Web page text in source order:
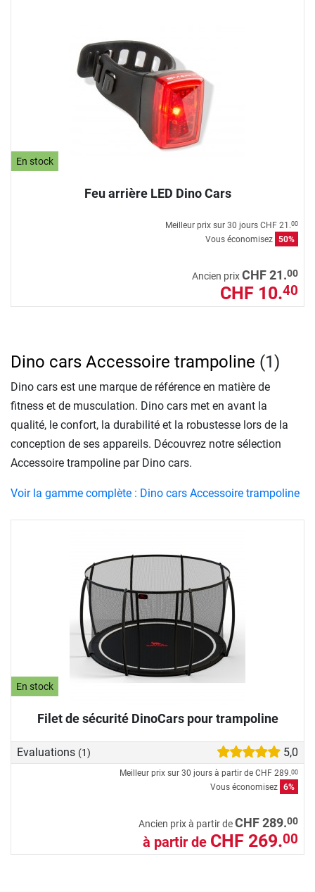
En stock
Feu arrière LED Dino Cars
Meilleur prix sur 30 jours CHF 21.00
Vous économisez 50%
Ancien prixCHF 21.00
CHF 10.40
En stock
Filet de sécurité DinoCars pour trampoline
Evaluations (1) 5,0
Meilleur prix sur 30 jours à partir de CHF 289.00
Vous économisez 6%
Ancien prix à partir deCHF 289.00
à partir de CHF 269.00
Dino cars Accessoire trampoline (1)
Dino cars est une marque de référence en matière de
fitness et de musculation. Dino cars met en avant la
qualité, le confort, la durabilité et la robustesse lors de la
conception de ses appareils. Découvrez notre sélection
Accessoire trampoline par Dino cars.
Voir la gamme complète : Dino cars Accessoire trampoline